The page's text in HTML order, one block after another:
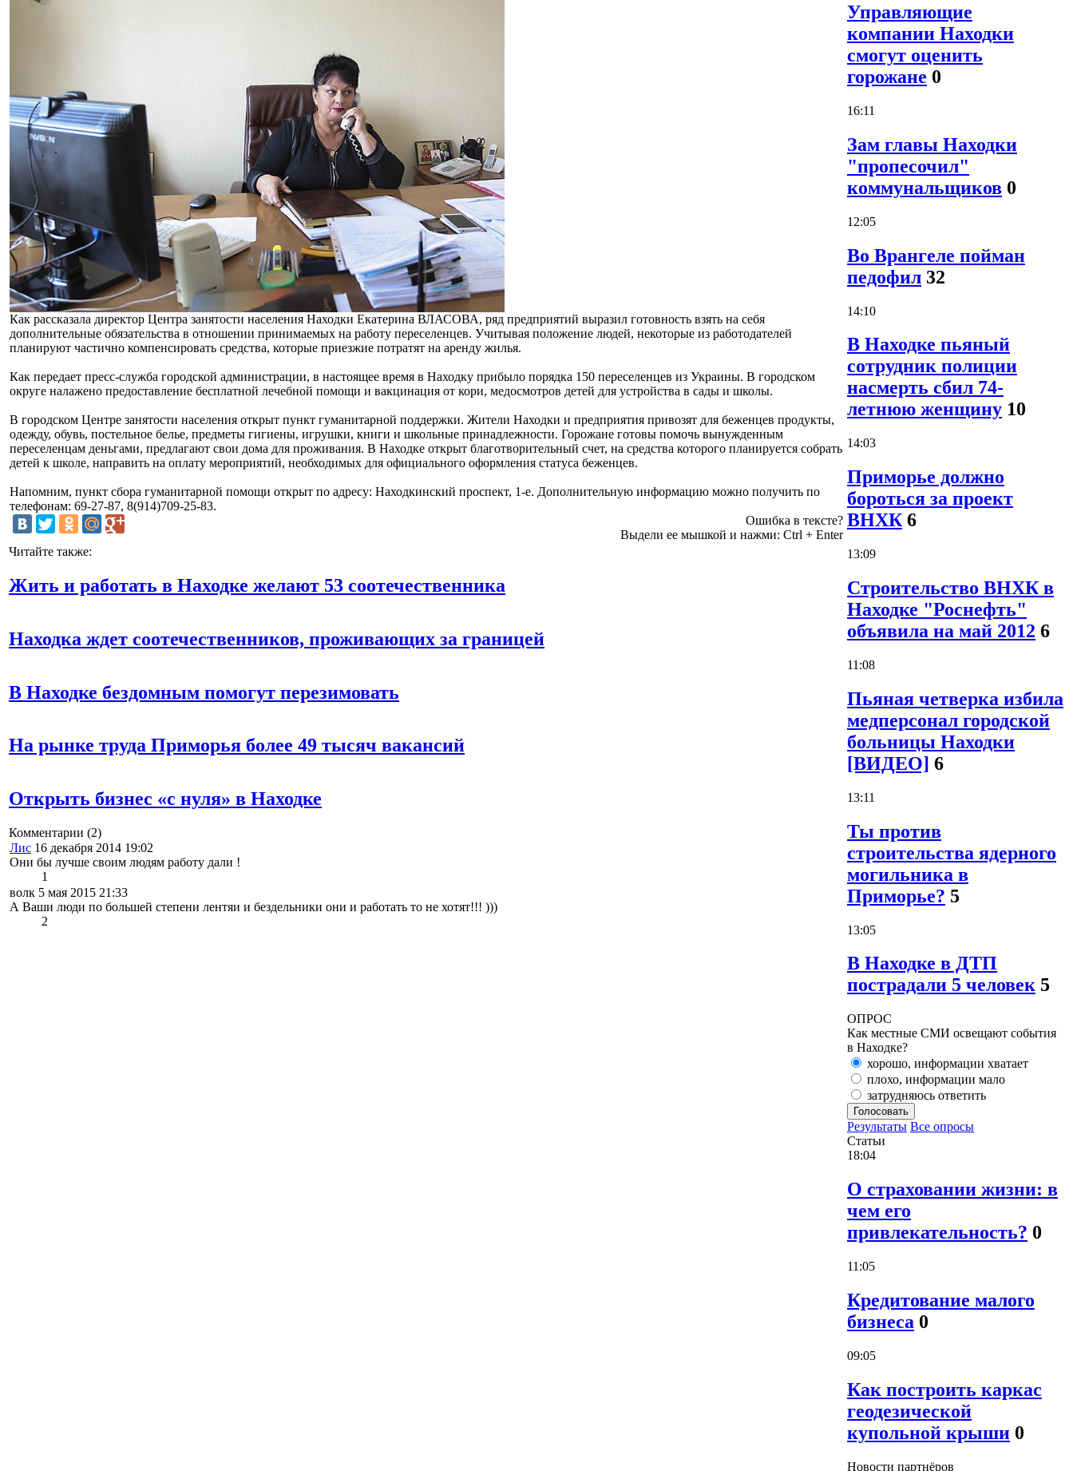
Как рассказала директор Центра занятости населения Находки Екатерина ВЛАСОВА, ряд предприятий выразил готовность взять на себя
дополнительные обязательства в отношении принимаемых на работу переселенцев. Учитывая положение людей, некоторые из работодателей
планируют частично компенсировать средства, которые приезжие потратят на аренду жилья.
Как передает пресс-служба городской администрации, в настоящее время в Находку прибыло порядка 150 переселенцев из Украины. В городском
округе налажено предоставление бесплатной лечебной помощи и вакцинация от кори, медосмотров детей для устройства в сады и школы.
В городском Центре занятости населения открыт пункт гуманитарной поддержки. Жители Находки и предприятия привозят для беженцев продукты,
одежду, обувь, постельное белье, предметы гигиены, игрушки, книги и школьные принадлежности. Горожане готовы помочь вынужденным
переселенцам деньгами, предлагают свои дома для проживания. В Находке открыт благотворительный счет, на средства которого планируется собрать
детей к школе, направить на оплату мероприятий, необходимых для официального оформления статуса беженцев.
Напомним, пункт сбора гуманитарной помощи открыт по адресу: Находкинский проспект, 1-е. Дополнительную информацию можно получить по
телефонам: 69-27-87, 8(914)709-25-83.
Ошибка в тексте?
Выдели ее мышкой и нажми: Ctrl + Enter
Читайте также:
Жить и работать в Находке желают 53 соотечественника
Находка ждет соотечественников, проживающих за границей
В Находке бездомным помогут перезимовать
На рынке труда Приморья более 49 тысяч вакансий
Открыть бизнес «с нуля» в Находке
Комментарии (2)
Лис 16 декабря 2014 19:02
Они бы лучше своим людям работу дали !
1
волк 5 мая 2015 21:33
А Ваши люди по большей степени лентяи и бездельники они и работать то не хотят!!! )))
2
Управляющие
компании Находки
смогут оценить
горожане 0
16:11
Зам главы Находки
"пропесочил"
коммунальщиков 0
12:05
Во Врангеле пойман
педофил 32
14:10
В Находке пьяный
сотрудник полиции
насмерть сбил 74-
летнюю женщину 10
14:03
Приморье должно
бороться за проект
ВНХК 6
13:09
Строительство ВНХК в
Находке "Роснефть"
объявила на май 2012 6
11:08
Пьяная четверка избила
медперсонал городской
больницы Находки
[ВИДЕО] 6
13:11
Ты против
строительства ядерного
могильника в
Приморье? 5
13:05
В Находке в ДТП
пострадали 5 человек 5
ОПРОС
Как местные СМИ освещают события
в Находке?
хорошо, информации хватает
плохо, информации мало
затрудняюсь ответить
Голосовать
Результаты Все опросы
Статьи
18:04
О страховании жизни: в
чем его
привлекательность? 0
11:05
Кредитование малого
бизнеса 0
09:05
Как построить каркас
геодезической
купольной крыши 0
Новости партнёров